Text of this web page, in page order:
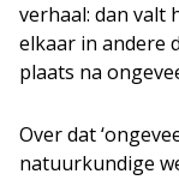
verhaal: dan valt
elkaar in andere
plaats na
Over dat
natuurkundige